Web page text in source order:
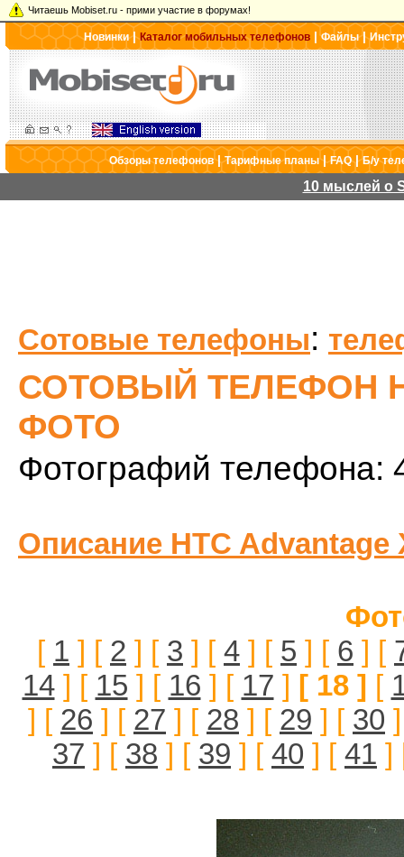
Читаешь Mobiset.ru - прими участие в форумах!
Новинки|Каталог мобильных телефонов |Файлы|
Обзоры телефонов|Тарифные планы|FAQ|Б/у
10 мыслей о
Сотовые телефоны:
СОТОВЫЙ ТЕЛЕФОН
ФОТО
Фотографий телефона:
Описание HTC Advantage
[ 1 ] [ 2 ] [ 3 ] [ 4 ] [ 5 ] [ 6 ] [
14] [ 15 ] [ 16 ] [ 17 ] [ 18 ] [
] [ 26 ] [ 27 ] [ 28 ] [ 29 ] [ 30
37 ] [ 38 ] [ 39 ] [ 40 ] [ 41 ]